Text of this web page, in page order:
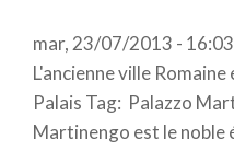
mar, 23/07/2013 -
L'ancienne ville
Palais Tag: Palazzo
Martinengo est le